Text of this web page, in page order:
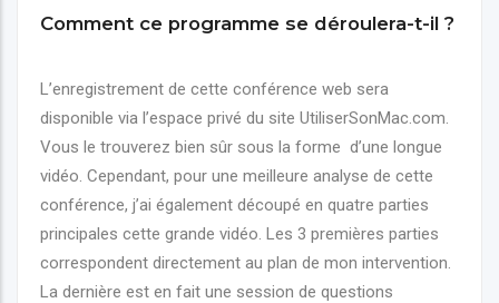
Comment ce programme se déroulera-t-il ?
L’enregistrement de cette conférence web sera
disponible via l’espace privé du site UtiliserSonMac.com.
Vous le trouverez bien sûr sous la forme d’une longue
vidéo. Cependant, pour une meilleure analyse de cette
conférence, j’ai également découpé en quatre parties
principales cette grande vidéo. Les 3 premières parties
correspondent directement au plan de mon intervention.
La dernière est en fait une session de questions